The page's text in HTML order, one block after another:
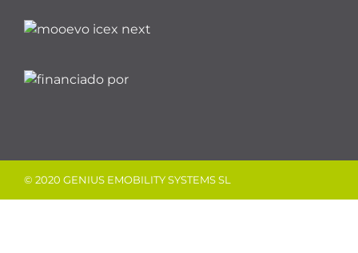
© 2020 GENIUS EMOBILITY SYSTEMS SL